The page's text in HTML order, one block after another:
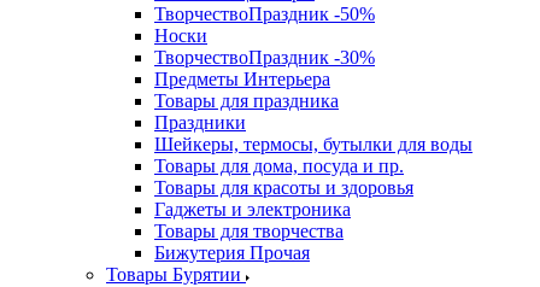
ТворчествоПраздник -50%
Носки
ТворчествоПраздник -30%
Предметы Интерьера
Товары для праздника
Праздники
Шейкеры, термосы, бутылки для воды
Товары для дома, посуда и пр.
Товары для красоты и здоровья
Гаджеты и электроника
Товары для творчества
Бижутерия Прочая
Товары Бурятии